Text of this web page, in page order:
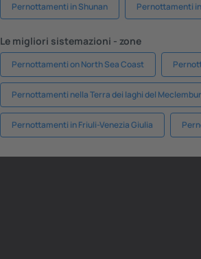
Pernottamenti in Shunan Pernottamenti
Le migliori sistemazioni - zone
Pernottamenti on North Sea Coast
Pernottamenti nella Terra dei laghi del
Pernottamenti in Friuli-Venezia Giulia